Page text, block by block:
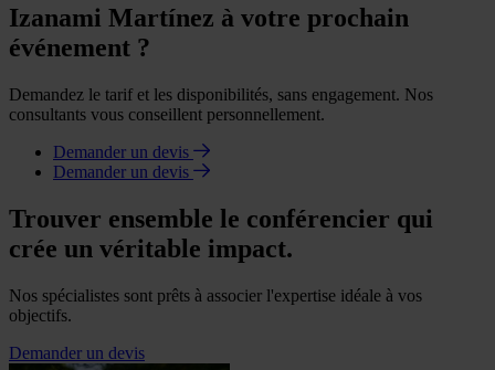
Izanami Martínez à votre prochain
événement ?
Demandez le tarif et les disponibilités, sans engagement. Nos
consultants vous conseillent personnellement.
Demander un devis
Demander un devis
Trouver ensemble le conférencier qui
crée un véritable impact.
Nos spécialistes sont prêts à associer l'expertise idéale à vos
objectifs.
Demander un devis